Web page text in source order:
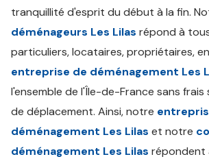
tranquillité d'esprit du début à la fin.
déménageurs Les Lilas répond à
particuliers, locataires, propriétaires,
entreprise de déménagement Les
l'ensemble de l'Île-de-France sans
de déplacement. Ainsi, notre
déménagement Les Lilas et notre
déménagement Les Lilas répondent